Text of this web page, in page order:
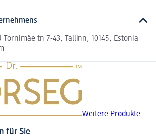
Tornimäe tn 7-43, Tallinn, 10145, Estonia
Weitere Produkte
für Sie